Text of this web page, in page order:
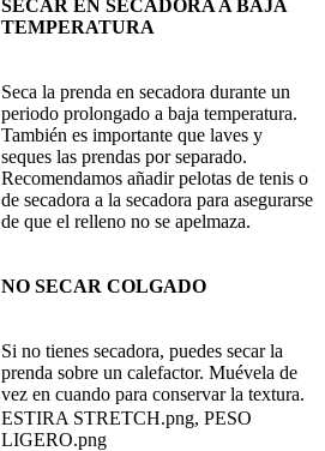
SECAR EN SECADORA A BAJA
TEMPERATURA
Seca la prenda en secadora durante un
periodo prolongado a baja temperatura.
También es importante que laves y
seques las prendas por separado.
Recomendamos añadir pelotas de tenis o
de secadora a la secadora para asegurarse
de que el relleno no se apelmaza.
NO SECAR COLGADO
Si no tienes secadora, puedes secar la
prenda sobre un calefactor. Muévela de
vez en cuando para conservar la textura.
ESTIRA STRETCH.png, PESO
LIGERO.png